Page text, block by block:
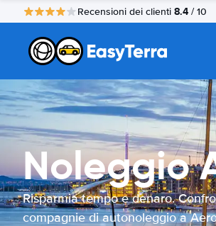
Recensioni dei clienti 8.4 / 10
Noleggio
Risparmia tempo e denaro.
compagnie di autonoleggio a